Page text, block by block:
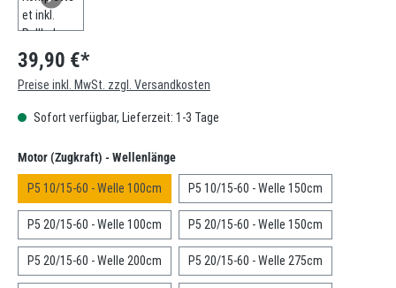
39,90 €*
Preise inkl. MwSt. zzgl. Versandkosten
Sofort verfügbar, Lieferzeit: 1-3 Tage
Motor (Zugkraft) - Wellenlängeauswählen
P5 10/15-60 - Welle 100cm P5 10/15-60 - Welle 150cm
P5 20/15-60 - Welle 100cm P5 20/15-60 - Welle 150cm
P5 20/15-60 - Welle 200cm P5 20/15-60 - Welle 275cm